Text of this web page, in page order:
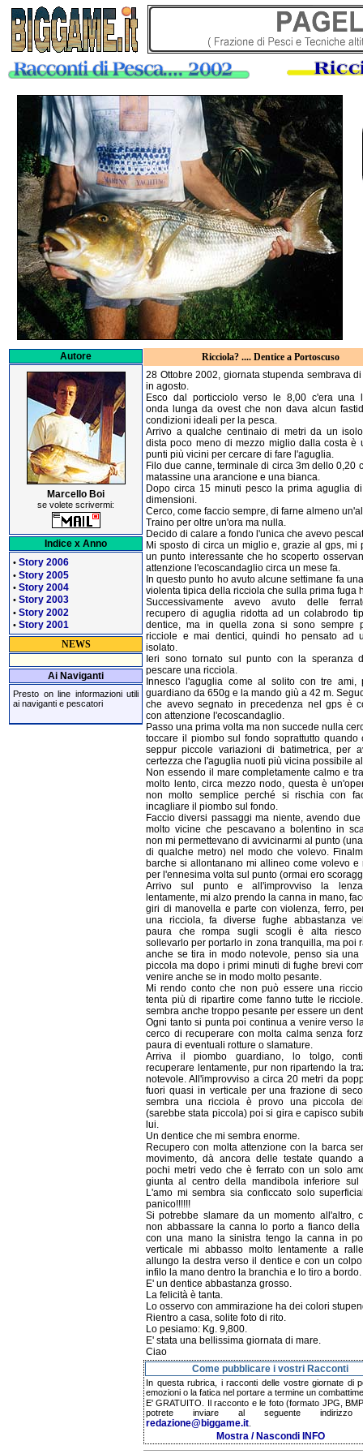
Autore
Marcello Boi
se volete scrivermi:
Indice x Anno
• Story 2006
• Story 2005
• Story 2004
• Story 2003
• Story 2002
• Story 2001
NEWS
Ai Naviganti
Presto on line informazioni utili
ai naviganti e pescatori
Ricciola? .... Dentice a Portoscuso
28 Ottobre 2002, giornata stupenda sembrava
in agosto.
Esco dal porticciolo verso le 8,00 c'era una
onda lunga da ovest che non dava alcun
condizioni ideali per la pesca.
Arrivo a qualche centinaio di metri da un
dista poco meno di mezzo miglio dalla costa è
punti più vicini per cercare di fare l'aguglia.
Filo due canne, terminale di circa 3m dello 0,20
matassine una arancione e una bianca.
Dopo circa 15 minuti pesco la prima aguglia
dimensioni.
Cerco, come faccio sempre, di farne almeno
Traino per oltre un'ora ma nulla.
Decido di calare a fondo l'unica che avevo
Mi sposto di circa un miglio e, grazie al gps, mi
un punto interessante che ho scoperto
attenzione l'ecoscandaglio circa un mese fa.
In questo punto ho avuto alcune settimane fa
violenta tipica della ricciola che sulla prima fuga
Successivamente avevo avuto delle
recupero di aguglia ridotta ad un colabrodo
dentice, ma in quella zona si sono sempre
ricciole e mai dentici, quindi ho pensato ad
isolato.
Ieri sono tornato sul punto con la speranza
pescare una ricciola.
Innesco l'aguglia come al solito con tre ami,
guardiano da 650g e la mando giù a 42 m.
che avevo segnato in precedenza nel gps è
con attenzione l'ecoscandaglio.
Passo una prima volta ma non succede nulla
toccare il piombo sul fondo soprattutto quando
seppur piccole variazioni di batimetrica, per
certezza che l'aguglia nuoti più vicina possibile
Non essendo il mare completamente calmo e
molto lento, circa mezzo nodo, questa è
non molto semplice perché si rischia con
incagliare il piombo sul fondo.
Faccio diversi passaggi ma niente, avendo due
molto vicine che pescavano a bolentino in
non mi permettevano di avvicinarmi al punto
di qualche metro) nel modo che volevo.
barche si allontanano mi allineo come volevo e
per l'ennesima volta sul punto (ormai ero
Arrivo sul punto e all'improvviso la
lentamente, mi alzo prendo la canna in mano,
giri di manovella e parte con violenza, ferro,
una ricciola, fa diverse fughe abbastanza
paura che rompa sugli scogli è alta
sollevarlo per portarlo in zona tranquilla, ma poi
anche se tira in modo notevole, penso sia una
piccola ma dopo i primi minuti di fughe brevi
venire anche se in modo molto pesante.
Mi rendo conto che non può essere una
tenta più di ripartire come fanno tutte le
sembra anche troppo pesante per essere un
Ogni tanto si punta poi continua a venire verso
cerco di recuperare con molta calma senza
paura di eventuali rotture o slamature.
Arriva il piombo guardiano, lo tolgo,
recuperare lentamente, pur non ripartendo la
notevole. All'improvviso a circa 20 metri da
fuori quasi in verticale per una frazione di
sembra una ricciola è provo una piccola
(sarebbe stata piccola) poi si gira e capisco
lui.
Un dentice che mi sembra enorme.
Recupero con molta attenzione con la barca
movimento, dà ancora delle testate quando
pochi metri vedo che è ferrato con un solo
giunta al centro della mandibola inferiore sul
L'amo mi sembra sia conficcato solo
panico!!!!!!
Si potrebbe slamare da un momento all'altro,
non abbassare la canna lo porto a fianco della
con una mano la sinistra tengo la canna in
verticale mi abbasso molto lentamente a
allungo la destra verso il dentice e con un
infilo la mano dentro la branchia e lo tiro a bordo.
E' un dentice abbastanza grosso.
La felicità è tanta.
Lo osservo con ammirazione ha dei colori
Rientro a casa, solite foto di rito.
Lo pesiamo: Kg. 9,800.
E' stata una bellissima giornata di mare.
Ciao
Come pubblicare i vostri Racconti
In questa rubrica, i racconti delle vostre giornate di
emozioni o la fatica nel portare a termine un
E' GRATUITO. Il racconto e le foto (formato JPG,
potrete inviare al seguente indirizzo
redazione@biggame.it
Mostra / Nascondi INFO